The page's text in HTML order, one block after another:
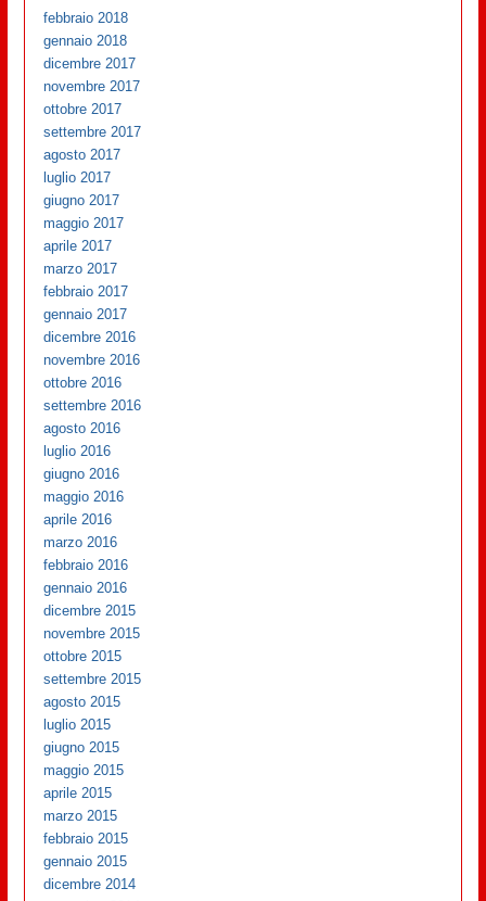
febbraio 2018
gennaio 2018
dicembre 2017
novembre 2017
ottobre 2017
settembre 2017
agosto 2017
luglio 2017
giugno 2017
maggio 2017
aprile 2017
marzo 2017
febbraio 2017
gennaio 2017
dicembre 2016
novembre 2016
ottobre 2016
settembre 2016
agosto 2016
luglio 2016
giugno 2016
maggio 2016
aprile 2016
marzo 2016
febbraio 2016
gennaio 2016
dicembre 2015
novembre 2015
ottobre 2015
settembre 2015
agosto 2015
luglio 2015
giugno 2015
maggio 2015
aprile 2015
marzo 2015
febbraio 2015
gennaio 2015
dicembre 2014